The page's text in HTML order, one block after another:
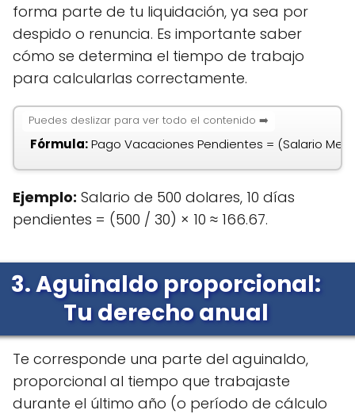
forma parte de tu liquidación, ya sea por
despido o renuncia. Es importante saber
cómo se determina el tiempo de trabajo
para calcularlas correctamente.
Fórmula:Pago Vacaciones Pendientes = (Salario
Ejemplo: Salario de 500 dolares, 10 días
pendientes = (500 / 30) × 10 ≈ 166.67.
3. Aguinaldo proporcional:
Tu derecho anual
Te corresponde una parte del aguinaldo,
proporcional al tiempo que trabajaste
durante el último año (o período de cálculo